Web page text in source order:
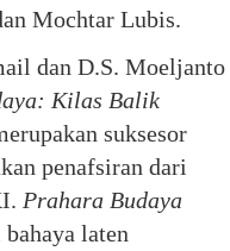
Mochtar Lubis.
dan D.S. Moeljanto
Kilas Balik
suksesor
penafsiran dari
Prahara Budaya
laten